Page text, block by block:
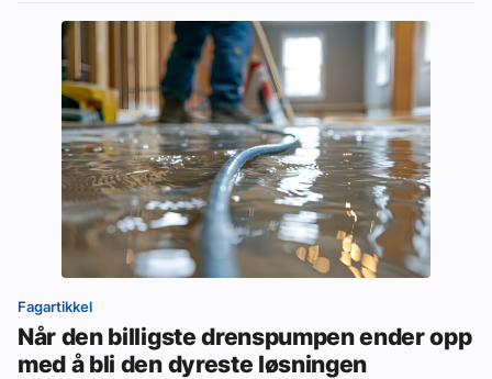
Fagartikkel
Når den billigste drenspumpen ender opp
med å bli den dyreste løsningen